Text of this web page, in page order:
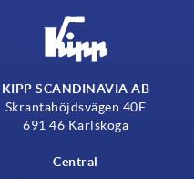
KIPP SCANDINAVIA AB
Skrantahöjdsvägen 40F
691 46 Karlskoga
Central